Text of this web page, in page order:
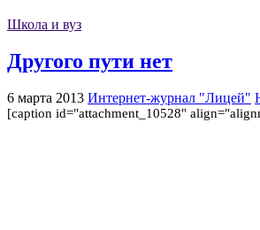
Школа и вуз
Другого пути нет
6 марта 2013 Интернет-журнал "Лицей"
[caption id="attachment_10528"